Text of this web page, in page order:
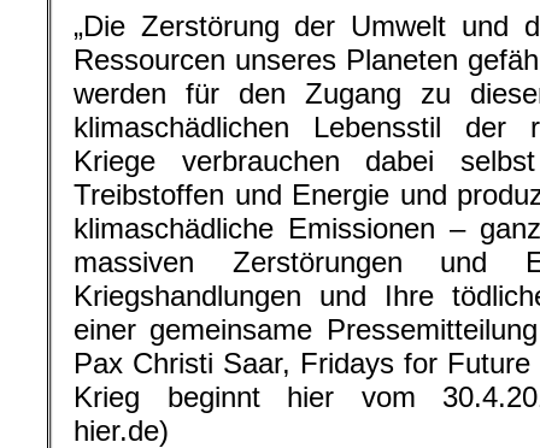
„Die Zerstörung der Umwelt und
Ressourcen unseres Planeten
werden für den Zugang zu
klimaschädlichen Lebensstil der
Kriege verbrauchen dabei
Treibstoffen und Energie und
klimaschädliche Emissionen –
massiven Zerstörungen und
Kriegshandlungen und Ihre
einer gemeinsame
Pax Christi Saar, Fridays for
Krieg beginnt hier vom
hier.de)